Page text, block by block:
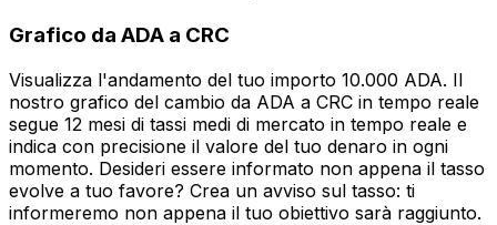
Grafico da ADA a CRC
Visualizza l'andamento del tuo importo 10.000 ADA. Il
nostro grafico del cambio da ADA a CRC in tempo reale
segue 12 mesi di tassi medi di mercato in tempo reale e
indica con precisione il valore del tuo denaro in ogni
momento. Desideri essere informato non appena il tasso
evolve a tuo favore? Crea un avviso sul tasso: ti
informeremo non appena il tuo obiettivo sarà raggiunto.